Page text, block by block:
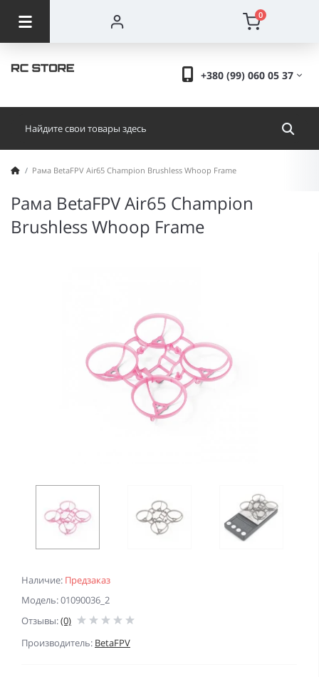
0
+380 (99) 060 05 37
Рама BetaFPV Air65 Champion Brushless Whoop Frame
Рама BetaFPV Air65 Champion
Brushless Whoop Frame
Наличие: Предзаказ
Модель: 01090036_2
Отзывы:(0)
Производитель: BetaFPV